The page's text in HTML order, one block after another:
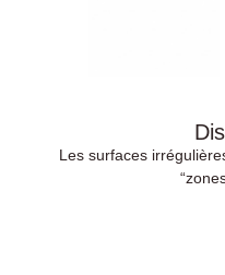
Les surfaces